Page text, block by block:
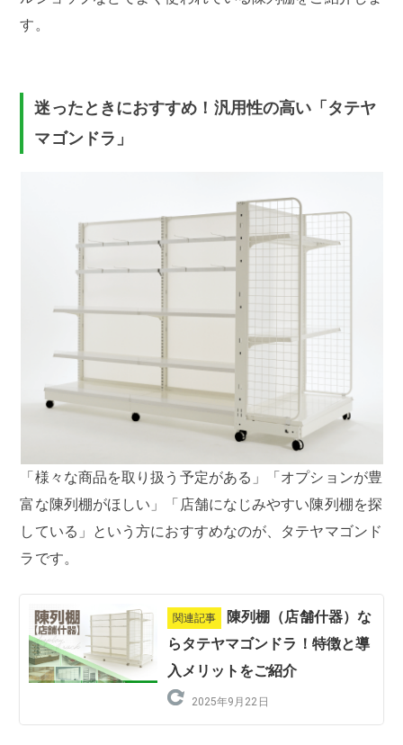
す。
迷ったときにおすすめ！汎用性の高い「タテヤ
マゴンドラ」
「様々な商品を取り扱う予定がある」「オプションが豊
富な陳列棚がほしい」「店舗になじみやすい陳列棚を探
している」という方におすすめなのが、タテヤマゴンド
ラです。
関連記事
陳列棚（店舗什器）な
らタテヤマゴンドラ！特徴と導
入メリットをご紹介
2025年9月22日